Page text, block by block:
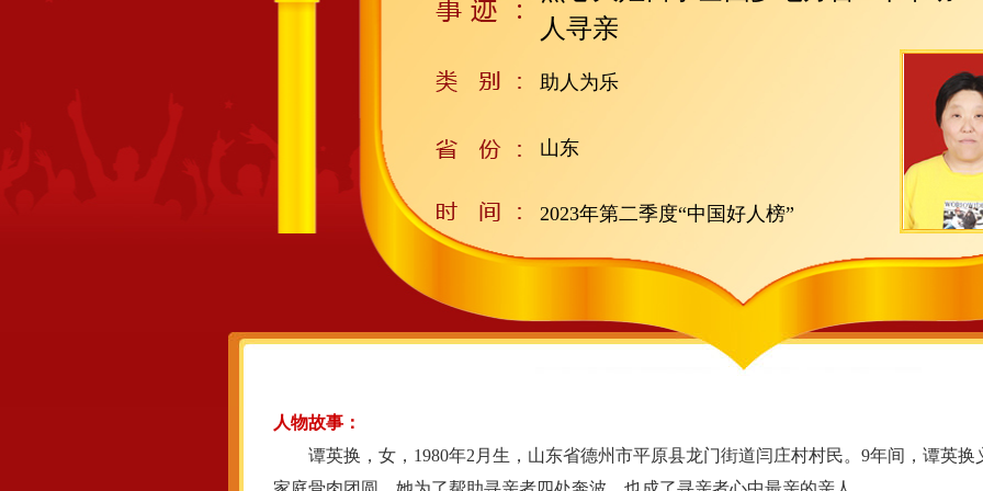
人寻亲
助人为乐
山东
2023年第二季度“中国好人榜”
人物故事：
谭英换，女，1980年2月生，山东省德州市平原县龙门街道闫庄村村民。9年间，谭英换